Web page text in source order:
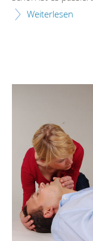
Weiterlesen